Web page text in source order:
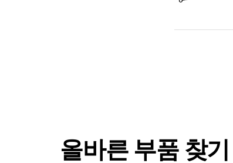
올바른 부품 찾기